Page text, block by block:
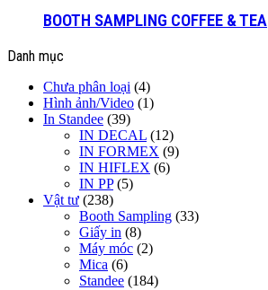
BOOTH SAMPLING COFFEE & TEA
Danh mục
Chưa phân loại (4)
Hình ảnh/Video (1)
In Standee (39)
IN DECAL (12)
IN FORMEX (9)
IN HIFLEX (6)
IN PP(5)
Vật tư (238)
Booth Sampling (33)
Giấy in (8)
Máy móc (2)
Mica (6)
Standee (184)